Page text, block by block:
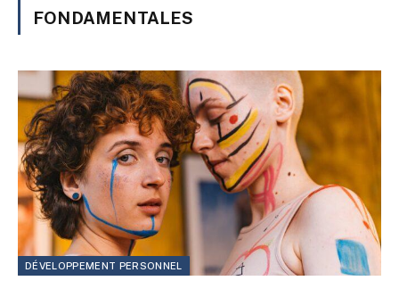
FONDAMENTALES
DÉVELOPPEMENT PERSONNEL